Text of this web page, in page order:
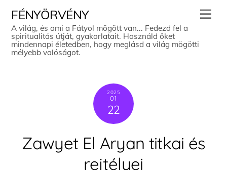
content
FÉNYÖRVÉNY
A világ, és ami a Fátyol mögött van... Fedezd fel a
spiritualitás útját, gyakorlatait. Használd őket
mindennapi életedben, hogy meglásd a világ mögötti
mélyebb valóságot.
2025
01
22
Zawyet El Aryan titkai és
rejtélyei